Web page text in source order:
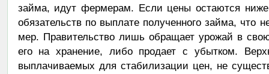
займа, идут фермерам. Если цены остаются
обязательств по выплате полученного займа, что
мер. Правительство лишь обращает урожай в
его на хранение, либо продает с убытком.
выплачиваемых для стабилизации цен, не